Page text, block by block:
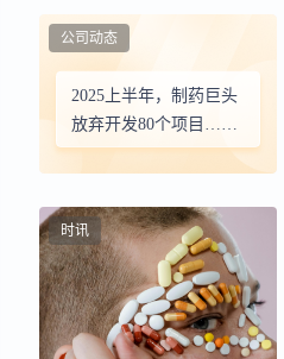
2025上半年，制药巨头
放弃开发80个项目……
公司动态
时讯